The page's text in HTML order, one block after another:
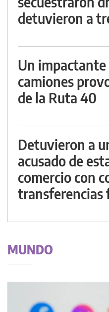
detuvieron a
Un
camiones
de la Ruta 40
Detuvieron a
acusado de
comercio con
transferencias
MUNDO